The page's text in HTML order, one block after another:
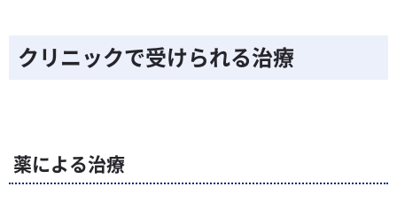
クリニックで受けられる治療
薬による治療